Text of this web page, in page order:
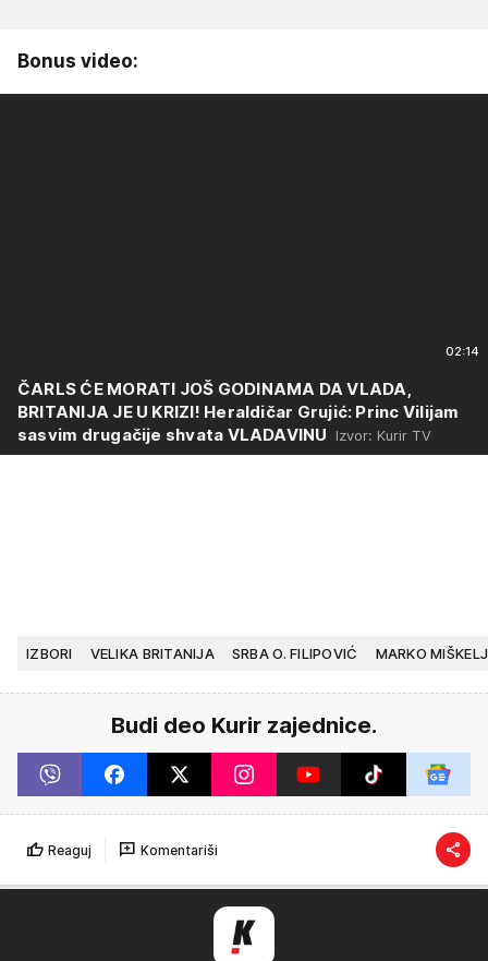
Bonus video:
02:14
ČARLS ĆE MORATI JOŠ GODINAMA DA VLADA,
BRITANIJA JE U KRIZI! Heraldičar Grujić: Princ Vilijam
sasvim drugačije shvata VLADAVINU Izvor: Kurir TV
IZBORI VELIKA BRITANIJA SRBA O. FILIPOVIĆ MARKO
Budi deo Kurir zajednice.
Reaguj Komentariši